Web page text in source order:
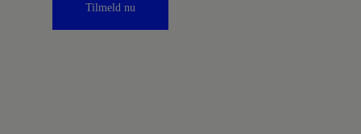
Tilmeld nu